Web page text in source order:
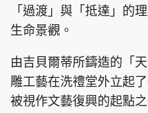
頭條日報 星
「過渡」與「抵達」的
生命景觀。
由吉貝爾蒂所鑄造的「
雕工藝在洗禮堂外立起
被視作文藝復興的起點